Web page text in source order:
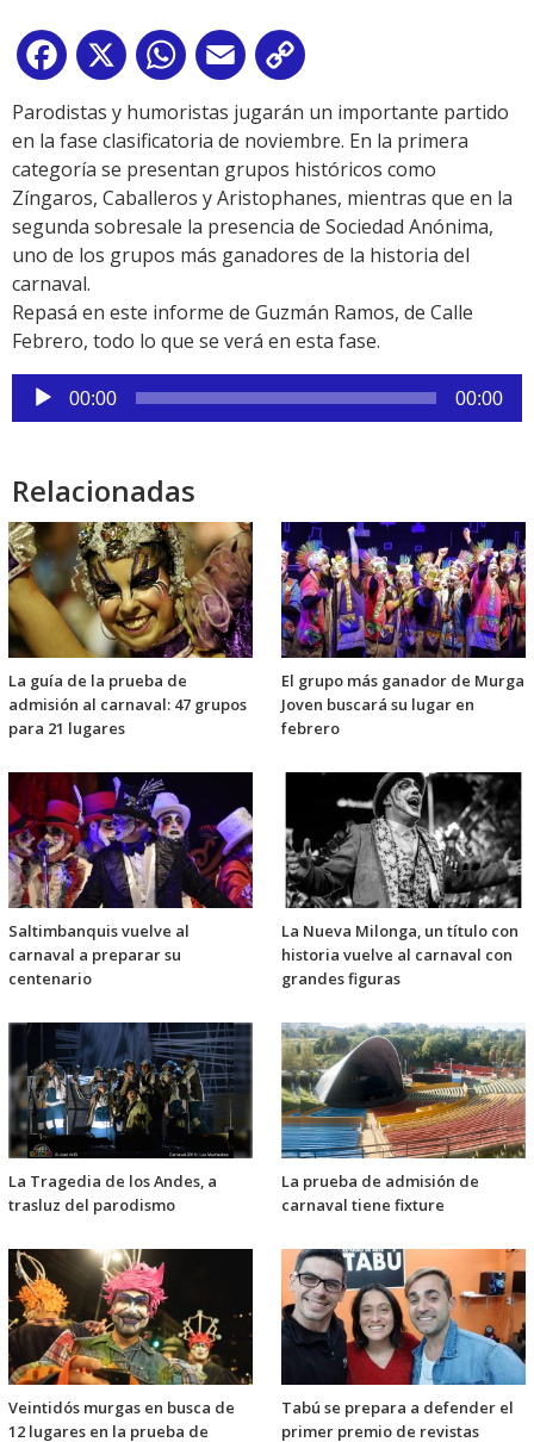
Facebook
X WhatsApp
Email
Link
Parodistas y humoristas jugarán un importante partido
en la fase clasificatoria de noviembre. En la primera
categoría se presentan grupos históricos como
Zíngaros, Caballeros y Aristophanes, mientras que en la
segunda sobresale la presencia de Sociedad Anónima,
uno de los grupos más ganadores de la historia del
carnaval.
Repasá en este informe de Guzmán Ramos, de Calle
Febrero, todo lo que se verá en esta fase.
Reproductor
de
00:00 00:00
Relacionadas
La guía de la prueba de
admisión al carnaval: 47 grupos
para 21 lugares
El grupo más ganador de Murga
Joven buscará su lugar en
febrero
Saltimbanquis vuelve al
carnaval a preparar su
centenario
La Nueva Milonga, un título con
historia vuelve al carnaval con
grandes figuras
La Tragedia de los Andes, a
trasluz del parodismo
La prueba de admisión de
carnaval tiene fixture
Veintidós murgas en busca de
12 lugares en la prueba de
Tabú se prepara a defender el
primer premio de revistas